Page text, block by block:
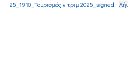
25_1910_Τουρισμός γ τριμ 2025_signed